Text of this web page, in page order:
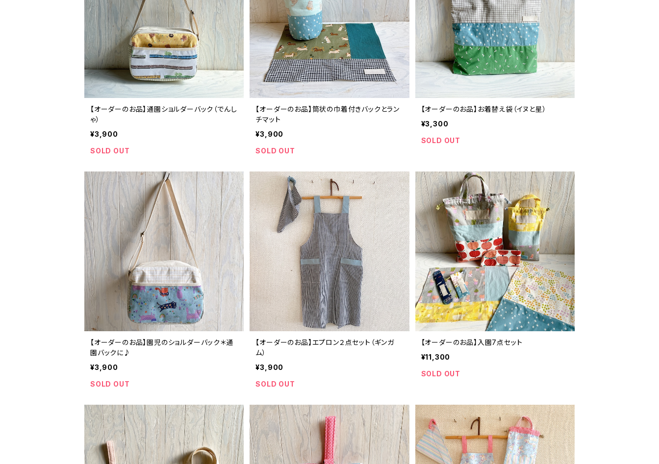
【オーダーのお品】通園ショルダーバック（でんし
ゃ）
¥3,900
SOLD OUT
【オーダーのお品】筒状の巾着付きバックとラン
チマット
¥3,900
SOLD OUT
【オーダーのお品】お着替え袋（イヌと星）
¥3,300
SOLD OUT
【オーダーのお品】園児のショルダーバック＊通
園バックに♪
¥3,900
SOLD OUT
【オーダーのお品】エプロン２点セット（ギンガ
ム）
¥3,900
SOLD OUT
【オーダーのお品】入園7点セット
¥11,300
SOLD OUT